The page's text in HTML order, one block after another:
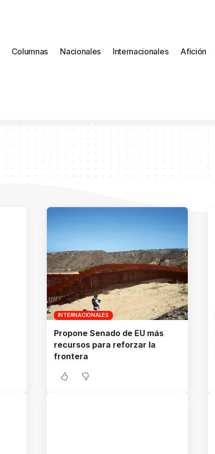
Columnas Nacionales Internacionales Afición
INTERNACIONALES
Propone Senado de EU más
recursos para reforzar la
frontera